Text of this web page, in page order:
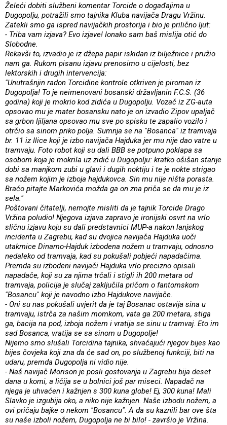
Želeći dobiti službeni komentar Torcide o događajima u
Dugopolju, potražili smo tajnika Kluba navijača Dragu Vržinu.
Zatekli smo ga ispred navijačkih prostorija i bio je prilično ljut:
- Triba vam izjava? Evo izjave! Ionako sam baš mislija otić do
Slobodne.
Rekavši to, izvadio je iz džepa papir iskidan iz bilježnice i pružio
nam ga. Rukom pisanu izjavu prenosimo u cijelosti, bez
lektorskih i drugih intervencija:
"Unutrašnjin radon Torcidine kontrole otkriven je piroman iz
Dugopolja! To je neimenovani bosanski državljanin F.C.S. (36
godina) koji je mokrio kod zidića u Dugopolju. Vozač iz ZG-auta
opsovao mu je mater bosansku nato je on izvadio Zipov upaljač
sa grbon ljiljana opsovao mu sve po spisku te zapalio vozilo i
otrčio sa sinom priko polja. Sumnja se na "Bosanca" iz tramvaja
br. 11 iz Ilice koji je izbo navijača Hajduka jer mu nije dao vatre u
tramvaju. Foto robot koji su dali BBB se potpuno poklapa sa
osobom koja je mokrila uz zidić u Dugopolju: kratko ošišan starije
dobi sa manjkom zubi u glavi i dugih noktiju i te je nokte strigao
sa nožem kojim je izboja hajdukovca. Sin mu nije ništa porasta.
Braćo pitajte Markovića možda ga on zna priča se da mu je iz
sela."
Poštovani čitatelji, nemojte misliti da je tajnik Torcide Drago
Vržina poludio! Njegova izjava zapravo je ironijski osvrt na vrlo
sličnu izjavu koju su dali predstavnici MUP-a nakon lanjskog
incidenta u Zagrebu, kad su dvojica navijača Hajduka uoči
utakmice Dinamo-Hajduk izbodena nožem u tramvaju, odnosno
nedaleko od tramvaja, kad su pokušali pobjeći napadačima.
Premda su izbodeni navijači Hajduka vrlo precizno opisali
napadače, koji su za njima trčali i stigli ih 200 metara od
tramvaja, policija je slučaj zaključila pričom o fantomskom
"Bosancu" koji je navodno izbo Hajdukove navijače.
- Oni su nas pokušali uvjerit da je taj Bosanac ostavija sina u
tramvaju, istrča za našim momkom, vata ga 200 metara, stiga
ga, bacija na pod, izboja nožem i vratija se sinu u tramvaj. Eto im
sad Bosanca, vratija se sa sinom u Dugopolje!
Nijemo smo slušali Torcidina tajnika, shvaćajući njegov bijes kao
bijes čovjeka koji zna da će sad on, po službenoj funkciji, biti na
udaru, premda Dugopolja ni vidio nije.
- Naš navijač Morison je posli gostovanja u Zagrebu bija deset
dana u komi, a ličija se u bolnici još par miseci. Napadač na
njega je uhvaćen i kažnjen s 300 kuna globe! Ej, 300 kuna! Mali
Slavko je izgubija oko, a niko nije kažnjen. Naše izbodu nožem, a
ovi pričaju bajke o nekom "Bosancu". A da su kaznili bar ove šta
su naše izboli nožem, Dugopolja ne bi bilo! - završio je Vržina.